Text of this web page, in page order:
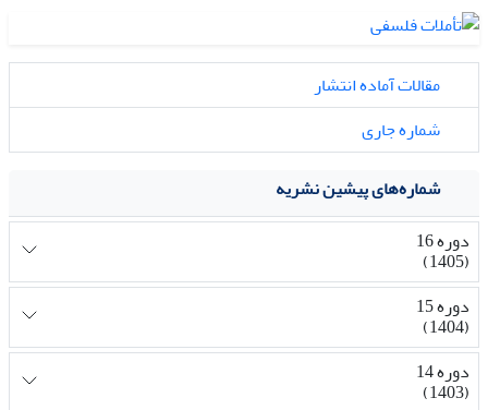
مقالات آماده انتشار
شماره جاری
شماره‌های پیشین نشریه
دوره 16
(1405)
دوره 15
(1404)
دوره 14
(1403)